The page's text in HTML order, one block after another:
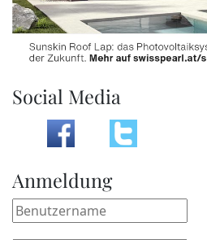
Social Media
Anmeldung